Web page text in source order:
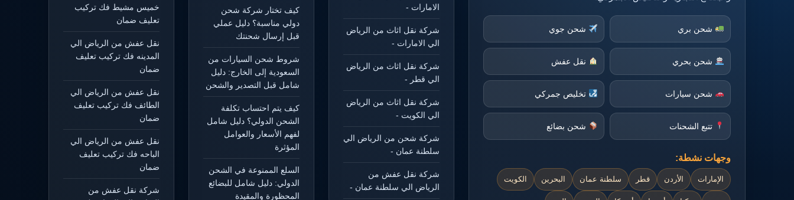
شحن بري شحن جوي
شحن بحري نقل عفش
شحن سيارات تخليص جمركي
تتبع الشحنات شحن بضائع
وجهات نشطة:
الإمارات الأردن قطر سلطنة عمان البحرين الكويت
الامارات -
شركة نقل اثاث من الرياض
الي الامارات -
شركة نقل اثاث من الرياض
الي قطر -
شركة نقل اثاث من الرياض
الي الكويت -
شركة شحن من الرياض الي
سلطنة عمان -
شركة نقل عفش من
الرياض الي سلطنة عمان -
كيف تختار شركة شحن
دولي مناسبة؟ دليل عملي
قبل إرسال شحنتك
شروط شحن السيارات من
السعودية إلى الخارج: دليل
شامل قبل التصدير والشحن
كيف يتم احتساب تكلفة
الشحن الدولي؟ دليل شامل
لفهم الأسعار والعوامل
المؤثرة
السلع الممنوعة في الشحن
الدولي: دليل شامل للبضائع
المحظورة والمقيدة
خميس مشيط فك تركيب
تعليف ضمان
نقل عفش من الرياض الي
المدينه فك تركيب تعليف
ضمان
نقل عفش من الرياض الي
الطائف فك تركيب تعليف
ضمان
نقل عفش من الرياض الي
الباحه فك تركيب تعليف
ضمان
شركة نقل عفش من